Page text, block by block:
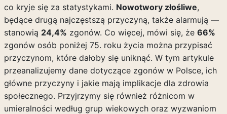
co kryje się za statystykami. Nowotwory złośliwe,
będące drugą najczęstszą przyczyną, także alarmują —
stanowią 24,4% zgonów. Co więcej, mówi się, że 66%
zgonów osób poniżej 75. roku życia można przypisać
przyczynom, które dałoby się uniknąć. W tym artykule
przeanalizujemy dane dotyczące zgonów w Polsce, ich
główne przyczyny i jakie mają implikacje dla zdrowia
społecznego. Przyjrzymy się również różnicom w
umieralności według grup wiekowych oraz wyzwaniom